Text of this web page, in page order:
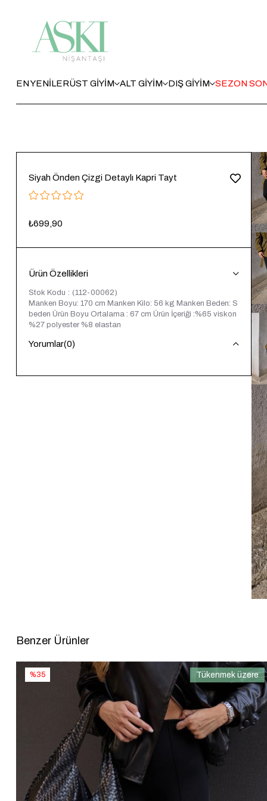
EN YENİLERÜST GİYİM ALT GİYİM DIŞ GİYİM SEZON
Siyah Önden Çizgi Detaylı Kapri Tayt
₺699,90
Ürün Özellikleri
Stok Kodu
(112-00062)
Manken Boyu: 170 cm Manken Kilo: 56 kg Manken Beden: S
beden Ürün Boyu Ortalama : 67 cm Ürün İçeriği :%65 viskon
%27 polyester %8 elastan
Yorumlar(0)
Benzer Ürünler
%35 Tükenmek üzere